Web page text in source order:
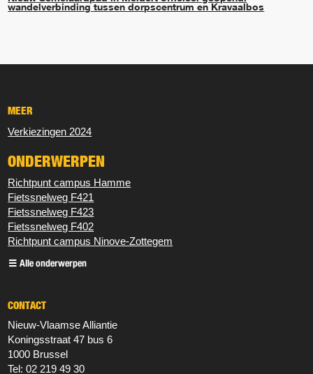
wandelverbinding tussen dorpscentrum en Kravaalbos
MEER
Verkiezingen 2024
ONDERWERPEN
Richtpunt campus Hamme
Fietssnelweg F421
Fietssnelweg F423
Fietssnelweg F402
Richtpunt campus Ninove-Zottegem
Alle onderwerpen
CONTACT
Nieuw‐Vlaamse Alliantie
Koningsstraat 47 bus 6
1000 Brussel
Tel: 02 219 49 30